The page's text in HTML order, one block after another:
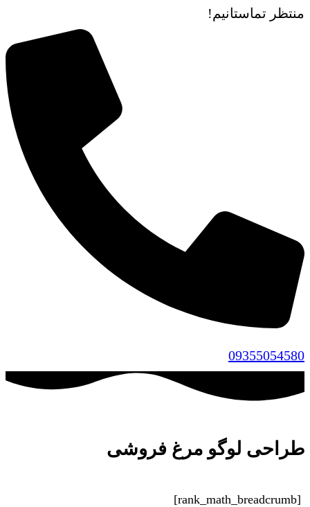
منتظر تماستانیم!
09355054580
طراحی لوگو مرغ فروشی
[rank_math_breadcrumb]